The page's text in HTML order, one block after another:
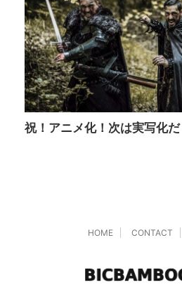
祝！アニメ化！次は実写化
HOME CONTACT